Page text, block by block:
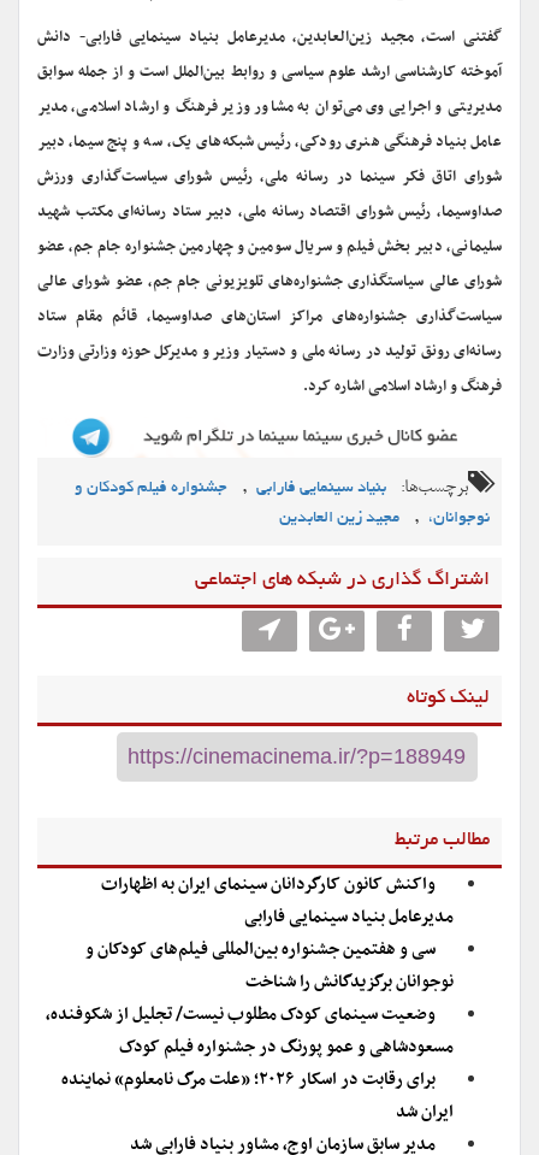
گفتنی است، مجید زین‌العابدین، مدیرعامل بنیاد سینمایی فارابی- دانش
آموخته کارشناسی ارشد علوم سیاسی و روابط بین‌الملل است و از جمله سوابق
مدیریتی و اجرایی وی می‌توان به مشاور وزیر فرهنگ و ارشاد اسلامی، مدیر
عامل بنیاد فرهنگی هنری رودکی، رئیس شبکه‌های یک، سه و پنج سیما، دبیر
شورای اتاق فکر سینما در رسانه ملی، رئیس شورای سیاست‌گذاری ورزش
صداوسیما، رئیس شورای اقتصاد رسانه ملی، دبیر ستاد رسانه‌ای مکتب شهید
سلیمانی، دبیر بخش فیلم و سریال سومین و چهارمین جشنواره جام جم، عضو
شورای عالی سیاستگذاری جشنواره‌های تلویزیونی جام جم، عضو شورای عالی
سیاست‌گذاری جشنواره‌های مراکز استان‌های صداوسیما، قائم مقام ستاد
رسانه‌ای رونق تولید در رسانه ملی و دستیار وزیر و مدیرکل حوزه وزارتی وزارت
فرهنگ و ارشاد اسلامی اشاره کرد.
برچسب‌ها: بنیاد سینمایی فارابی ,
جشنواره فیلم کودکان و
نوجوانان، , مجید زین العابدین
اشتراگ گذاری در شبکه های اجتماعی
لینک کوتاه
مطالب مرتبط
واکنش کانون کارگردانان سینمای ایران به اظهارات
مدیرعامل بنیاد سینمایی فارابی
سی و هفتمین جشنواره بین‌المللی فیلم‌های کودکان و
نوجوانان برگزیدگانش را شناخت
وضعیت سینمای کودک مطلوب نیست/ تجلیل از شکوفنده،
مسعودشاهی و عمو پورنگ در جشنواره فیلم کودک
برای رقابت در اسکار ۲۰۲۶؛ «علت مرگ نامعلوم» نماینده
ایران شد
مدیر سابق سازمان اوج، مشاور بنیاد فارابی شد